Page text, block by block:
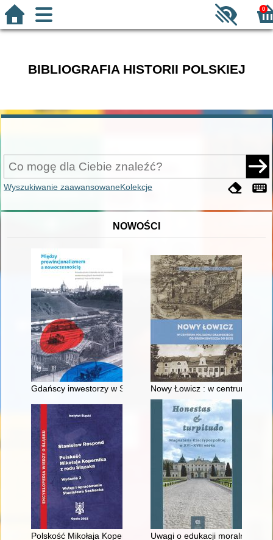
0
BIBLIOGRAFIA HISTORII POLSKIEJ
Wyszukiwanie zaawansowaneKolekcje
NOWOŚCI
Gdańscy inwestorzy w Sopocie : prestiż finansowy i
Nowy Łowicz : w centrum
Polskość Mikołaja Kopernika z rodu ŚlązakaUwagi o edukacji moralnej